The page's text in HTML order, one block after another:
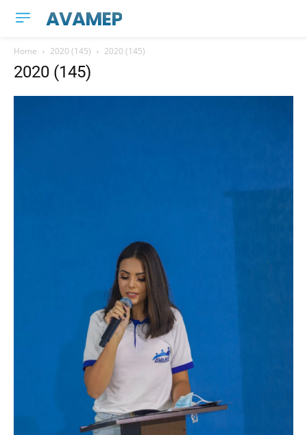
AVAMEP
Home 2020 (145) 2020 (145)
2020 (145)